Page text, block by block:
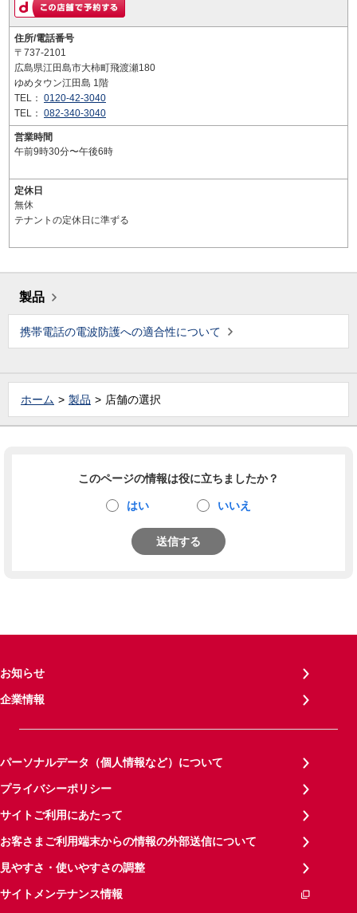
住所/電話番号
〒737-2101
広島県江田島市大柿町飛渡瀬180
ゆめタウン江田島 1階
TEL： 0120-42-3040
TEL： 082-340-3040
営業時間
午前9時30分〜午後6時
定休日
無休
テナントの定休日に準ずる
製品
携帯電話の電波防護への適合性について
ホーム 製品 店舗の選択
このページの情報は役に立ちましたか？
はい いいえ
送信する
お知らせ
企業情報
パーソナルデータ（個人情報など）について
プライバシーポリシー
サイトご利用にあたって
お客さまご利用端末からの情報の外部送信について
見やすさ・使いやすさの調整
サイトメンテナンス情報